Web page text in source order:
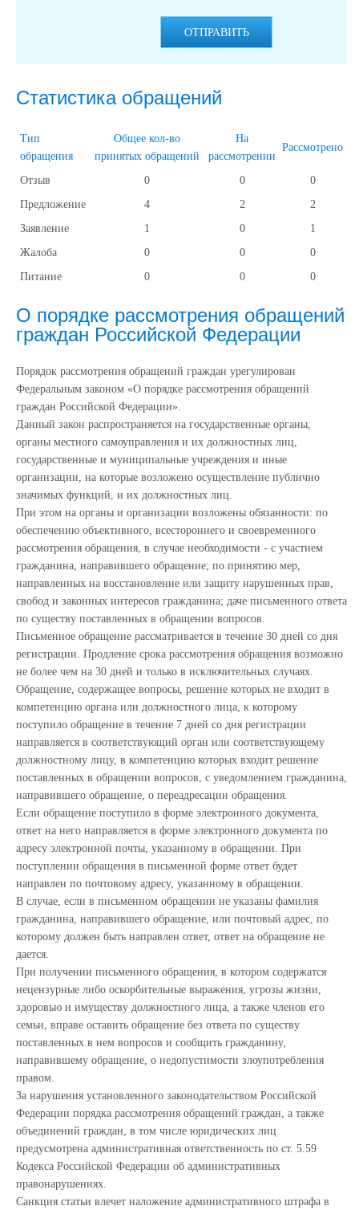
ОТПРАВИТЬ
Статистика обращений
Тип
обращения
Общее кол-во
принятых обращений
На
рассмотрении
Рассмотрено
Отзыв 0 0
0
Предложение
4 2
2
Заявление
1 0
1
Жалоба
0 0
0
Питание
0 0 0
О порядке рассмотрения обращений
граждан Российской Федерации
Порядок рассмотрения обращений граждан урегулирован
Федеральным законом «О порядке рассмотрения обращений
граждан Российской Федерации».
Данный закон распространяется на государственные органы,
органы местного самоуправления и их должностных лиц,
государственные и муниципальные учреждения и иные
организации, на которые возложено осуществление публично
значимых функций, и их должностных лиц.
При этом на органы и организации возложены обязанности: по
обеспечению объективного, всестороннего и своевременного
рассмотрения обращения, в случае необходимости - с участием
гражданина, направившего обращение; по принятию мер,
направленных на восстановление или защиту нарушенных прав,
свобод и законных интересов гражданина; даче письменного ответа
по существу поставленных в обращении вопросов.
Письменное обращение рассматривается в течение 30 дней со дня
регистрации. Продление срока рассмотрения обращения возможно
не более чем на 30 дней и только в исключительных случаях.
Обращение, содержащее вопросы, решение которых не входит в
компетенцию органа или должностного лица, к которому
поступило обращение в течение 7 дней со дня регистрации
направляется в соответствующий орган или соответствующему
должностному лицу, в компетенцию которых входит решение
поставленных в обращении вопросов, с уведомлением гражданина,
направившего обращение, о переадресации обращения.
Если обращение поступило в форме электронного документа,
ответ на него направляется в форме электронного документа по
адресу электронной почты, указанному в обращении. При
поступлении обращения в письменной форме ответ будет
направлен по почтовому адресу, указанному в обращении.
В случае, если в письменном обращении не указаны фамилия
гражданина, направившего обращение, или почтовый адрес, по
которому должен быть направлен ответ, ответ на обращение не
дается.
При получении письменного обращения, в котором содержатся
нецензурные либо оскорбительные выражения, угрозы жизни,
здоровью и имуществу должностного лица, а также членов его
семьи, вправе оставить обращение без ответа по существу
поставленных в нем вопросов и сообщить гражданину,
направившему обращение, о недопустимости злоупотребления
правом.
За нарушения установленного законодательством Российской
Федерации порядка рассмотрения обращений граждан, а также
объединений граждан, в том числе юридических лиц
предусмотрена административная ответственность по ст. 5.59
Кодекса Российской Федерации об административных
правонарушениях.
Санкция статьи влечет наложение административного штрафа в